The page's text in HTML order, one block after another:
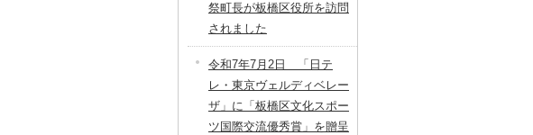
祭町長が板橋区役所を訪問
されました
令和7年7月2日 「日テ
レ・東京ヴェルディベレー
ザ」に「板橋区文化スポー
ツ国際交流優秀賞」を贈呈